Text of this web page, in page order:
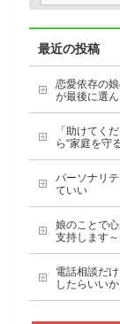
最近の投稿
恋愛依存の
が最後に選
「助けてく
ら“家庭を守
パーソナリ
ていい
娘のことで
支持します～
電話相談だ
したらいい